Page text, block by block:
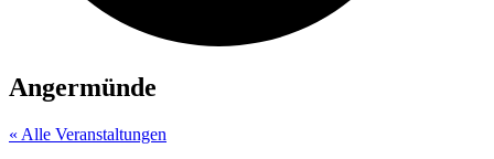
Angermünde
« Alle Veranstaltungen